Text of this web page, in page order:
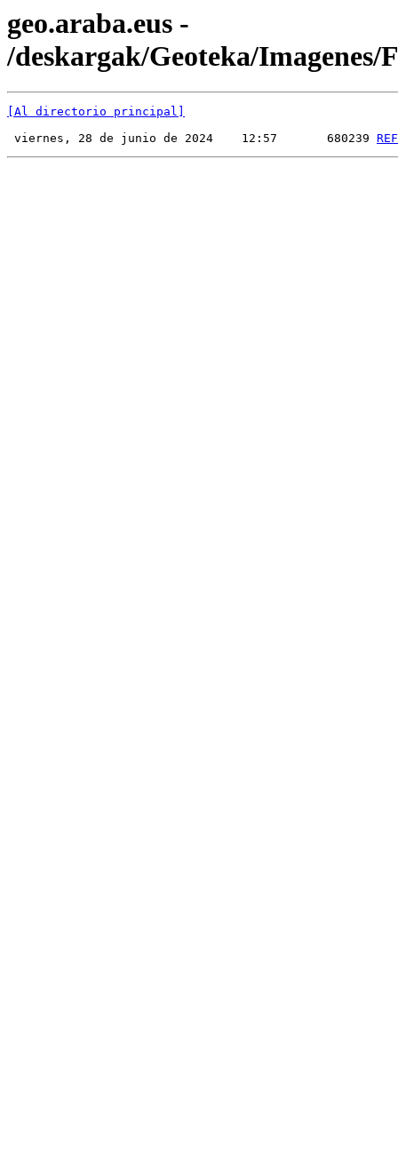
geo.araba.eus -
/deskargak/Geoteka/Imagenes/
[Al directorio principal]
viernes, 28 de junio de 2024    12:57       680239